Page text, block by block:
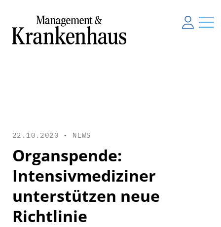
22.10.2020 • NEWS
Organspende:
Intensivmediziner
unterstützen neue
Richtlinie